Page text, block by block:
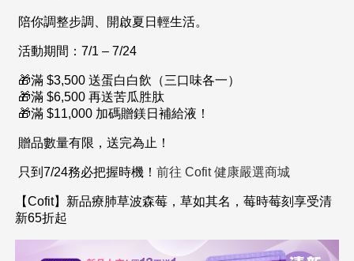
陪你調整步調、開啟夏日輕生活。
活動期間：7/1 – 7/24
🎁滿$3,500 送蛋白白飲（三口味各一）
🎁滿$6,500 再送苦瓜胜肽
🎁滿$11,000 加碼贈鎂日補給液！
贈品數量有限，送完為止！
只到7/24務必把握時機！前往 Cofit 健康嚴選商城
【Cofit】新品療肺草波森莓，草如其名，莓時莓刻享受清
新65折起